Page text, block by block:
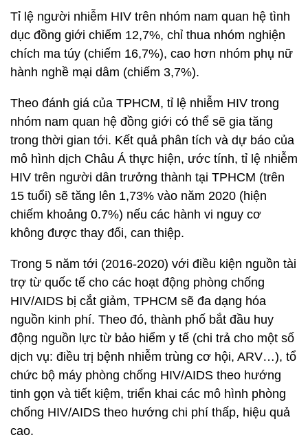
Tỉ lệ người nhiễm HIV trên nhóm nam quan hệ tình
dục đồng giới chiếm 12,7%, chỉ thua nhóm nghiện
chích ma túy (chiếm 16,7%), cao hơn nhóm phụ nữ
hành nghề mại dâm (chiếm 3,7%).
Theo đánh giá của TPHCM, tỉ lệ nhiễm HIV trong
nhóm nam quan hệ đồng giới có thể sẽ gia tăng
trong thời gian tới. Kết quả phân tích và dự báo của
mô hình dịch Châu Á thực hiện, ước tính, tỉ lệ nhiễm
HIV trên người dân trưởng thành tại TPHCM (trên
15 tuổi) sẽ tăng lên 1,73% vào năm 2020 (hiện
chiếm khoảng 0.7%) nếu các hành vi nguy cơ
không được thay đổi, can thiệp.
Trong 5 năm tới (2016-2020) với điều kiện nguồn tài
trợ từ quốc tế cho các hoạt động phòng chống
HIV/AIDS bị cắt giảm, TPHCM sẽ đa dạng hóa
nguồn kinh phí. Theo đó, thành phố bắt đầu huy
động nguồn lực từ bảo hiểm y tế (chi trả cho một số
dịch vụ: điều trị bệnh nhiễm trùng cơ hội, ARV…), tổ
chức bộ máy phòng chống HIV/AIDS theo hướng
tinh gọn và tiết kiệm, triển khai các mô hình phòng
chống HIV/AIDS theo hướng chi phí thấp, hiệu quả
cao.